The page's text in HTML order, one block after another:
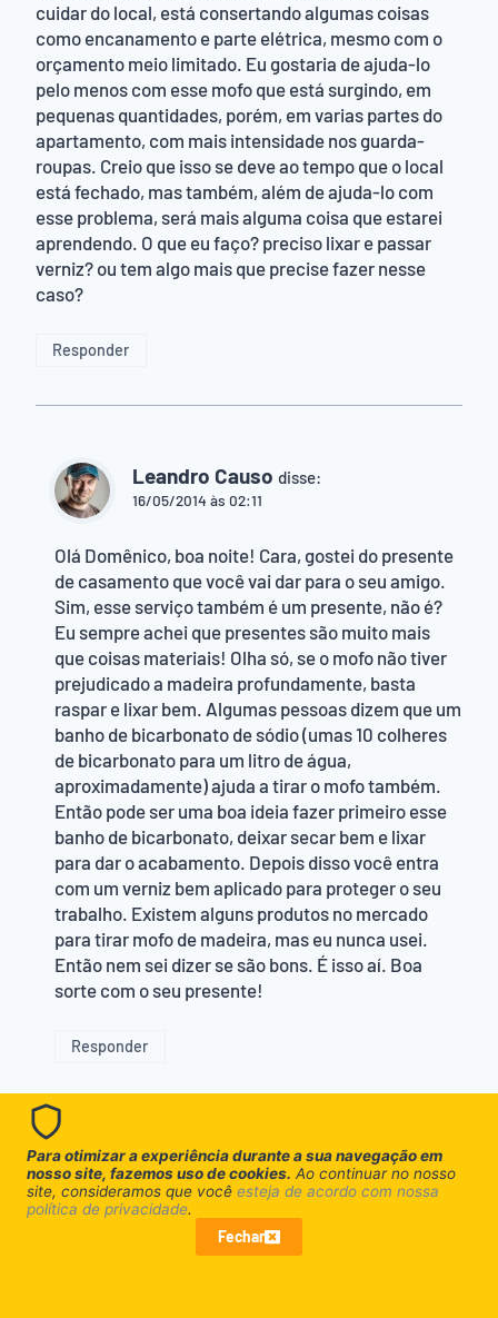
cuidar do local, está consertando algumas coisas
como encanamento e parte elétrica, mesmo com o
orçamento meio limitado. Eu gostaria de ajuda-lo
pelo menos com esse mofo que está surgindo, em
pequenas quantidades, porém, em varias partes do
apartamento, com mais intensidade nos guarda-
roupas. Creio que isso se deve ao tempo que o local
está fechado, mas também, além de ajuda-lo com
esse problema, será mais alguma coisa que estarei
aprendendo. O que eu faço? preciso lixar e passar
verniz? ou tem algo mais que precise fazer nesse
caso?
Responder
Leandro Causo disse:
16/05/2014 às 02:11
Olá Domênico, boa noite! Cara, gostei do presente
de casamento que você vai dar para o seu amigo.
Sim, esse serviço também é um presente, não é?
Eu sempre achei que presentes são muito mais
que coisas materiais! Olha só, se o mofo não tiver
prejudicado a madeira profundamente, basta
raspar e lixar bem. Algumas pessoas dizem que um
banho de bicarbonato de sódio (umas 10 colheres
de bicarbonato para um litro de água,
aproximadamente) ajuda a tirar o mofo também.
Então pode ser uma boa ideia fazer primeiro esse
banho de bicarbonato, deixar secar bem e lixar
para dar o acabamento. Depois disso você entra
com um verniz bem aplicado para proteger o seu
trabalho. Existem alguns produtos no mercado
para tirar mofo de madeira, mas eu nunca usei.
Então nem sei dizer se são bons. É isso aí. Boa
sorte com o seu presente!
Responder
Alvaro disse:
17/04/2014 às 09:55
Gostei muito das dicas que vocês nos deram para
Para otimizar a experiência durante a sua navegação em
nosso site, fazemos uso de cookies. Ao continuar no nosso
site, consideramos que você esteja de acordo com nossa
política de privacidade.
Fechar